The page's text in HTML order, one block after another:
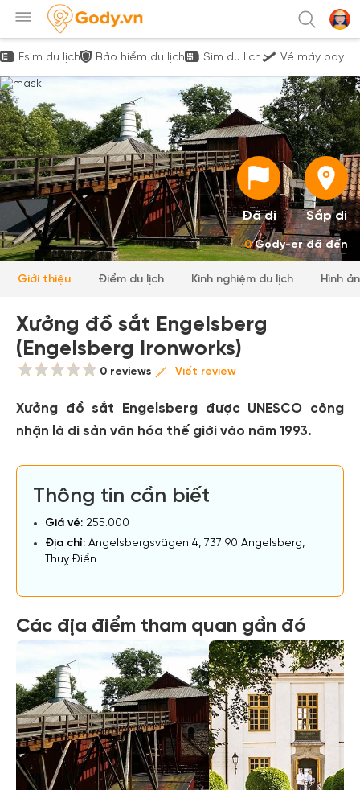
Esim du lịch Bảo hiểm du lịch Sim du lịch Vé máy bay
Đã đi Sắp đi
0Gody-er đã đến
Giới thiệu Điểm du lịch Kinh nghiệm du lịch Hình
Xưởng đồ sắt Engelsberg
(Engelsberg Ironworks)
0 reviews Viết review
Xưởng đồ sắt Engelsberg được UNESCO công
nhận là di sản văn hóa thế giới vào năm 1993.
Thông tin cần biết
Giá vé: 255.000
Địa chỉ: Ängelsbergsvägen 4, 737 90 Ängelsberg,
Thuỵ Điển
Các địa điểm tham quan gần đó